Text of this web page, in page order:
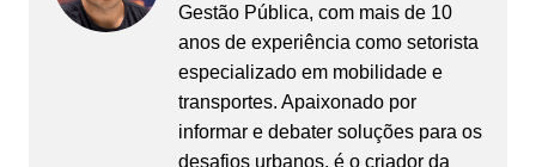
Gestão Pública, com mais de 10
anos de experiência como setorista
especializado em mobilidade e
transportes. Apaixonado por
informar e debater soluções para os
desafios urbanos, é o criador da